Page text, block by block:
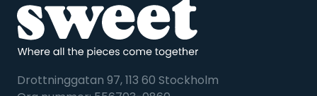
Drottninggatan 97, 113 60 Stockholm